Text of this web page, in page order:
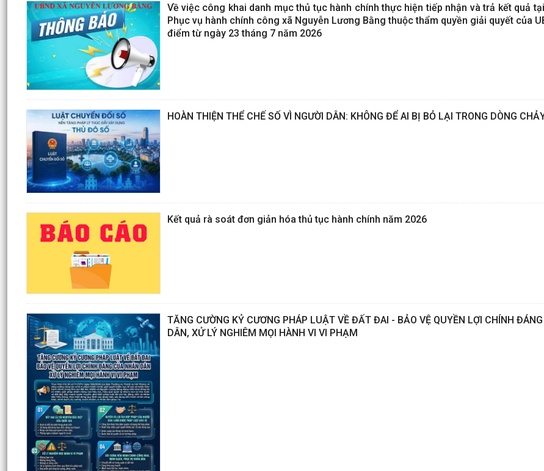
Về việc công khai danh mục thủ tục hành chính thực hiện tiếp nhận và trả kết quả
Phục vụ hành chính công xã Nguyễn Lương Bằng thuộc thẩm quyền giải quyết của
điểm từ ngày 23 tháng 7 năm 2026
HOÀN THIỆN THỂ CHẾ SỐ VÌ NGƯỜI DÂN: KHÔNG ĐỂ AI BỊ BỎ LẠI TRONG DÒNG
Kết quả rà soát đơn giản hóa thủ tục hành chính năm 2026
TĂNG CƯỜNG KỶ CƯƠNG PHÁP LUẬT VỀ ĐẤT ĐAI - BẢO VỆ QUYỀN LỢI CHÍNH ĐÁNG
DÂN, XỬ LÝ NGHIÊM MỌI HÀNH VI VI PHẠM